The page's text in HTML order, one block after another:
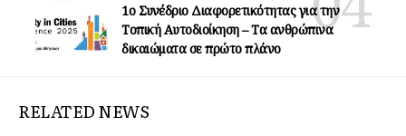
1ο Συνέδριο Διαφορετικότητας για την
Τοπική Αυτοδιοίκηση – Τα ανθρώπινα
δικαιώματα σε πρώτο πλάνο
RELATED NEWS